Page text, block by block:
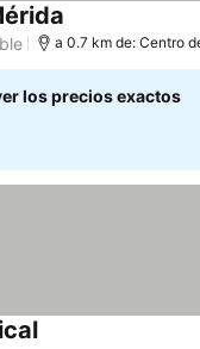
a 0.7 km de: Centro
los precios exactos